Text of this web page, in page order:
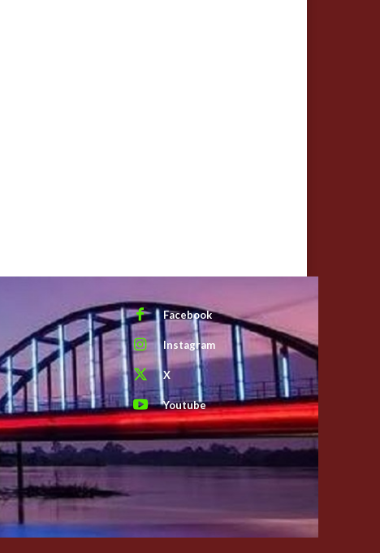
Facebook
Instagram
X
Youtube